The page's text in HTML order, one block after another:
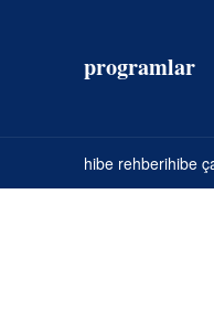
programlar
hibe rehberihibe